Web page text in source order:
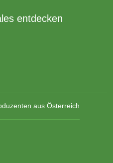
entdecken
aus Österreich